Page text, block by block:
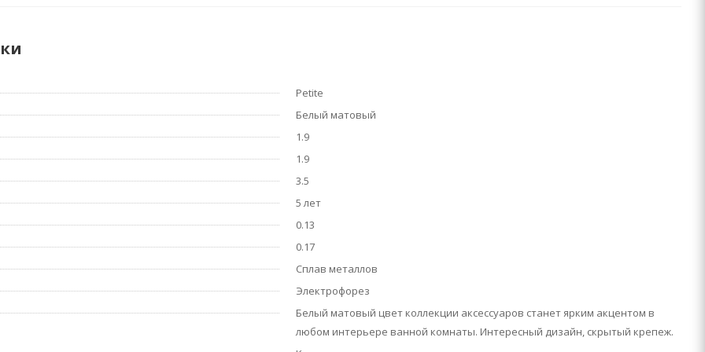
Petite
Белый матовый
1.9
1.9
3.5
5 лет
0.13
0.17
Сплав металлов
Электрофорез
Белый матовый цвет коллекции аксессуаров станет ярким акцентом в
любом интерьере ванной комнаты. Интересный дизайн, скрытый крепеж.